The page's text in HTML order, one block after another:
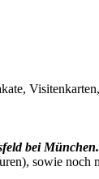
bei München.
sowie noch